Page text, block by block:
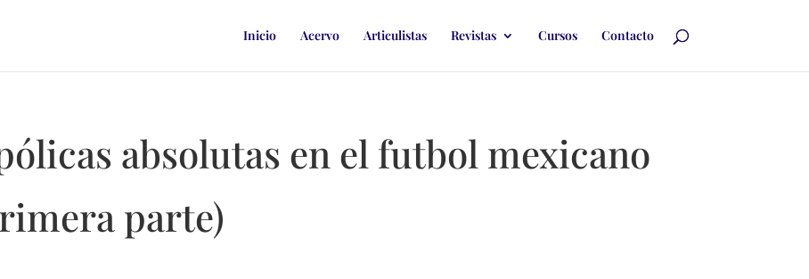
Inicio Acervo Articulistas Revistas Cursos Contacto
absolutas en el futbol mexicano
parte)